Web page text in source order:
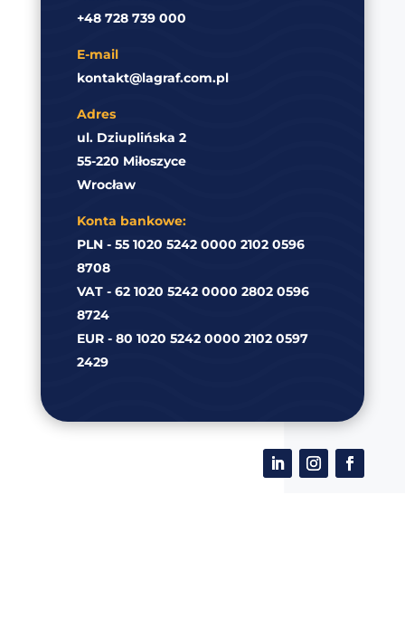
+48 728 739 000
E-mail
kontakt@lagraf.com.pl
Adres
ul. Dziuplińska 2
55-220 Miłoszyce
Wrocław
Konta bankowe:
PLN - 55 1020 5242 0000 2102 0596
8708
VAT - 62 1020 5242 0000 2802 0596
8724
EUR - 80 1020 5242 0000 2102 0597
2429